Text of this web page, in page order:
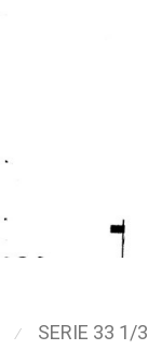
⁄ SERIE 33 1/3